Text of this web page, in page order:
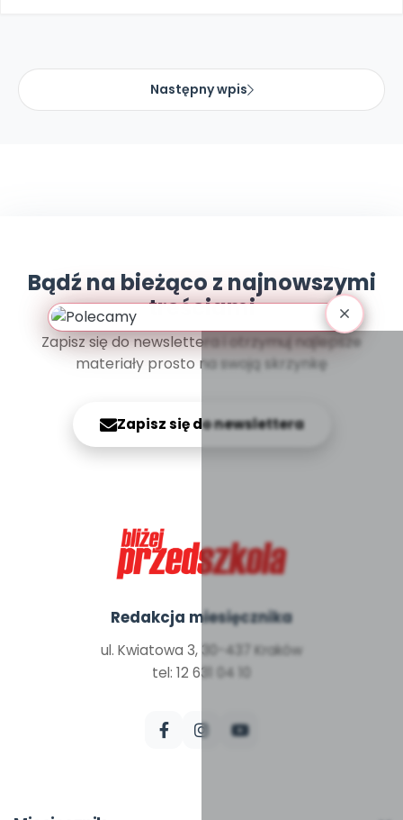
Następny wpis
Bądź na bieżąco z najnowszymi
treściami
Zapisz się do newslettera i otrzymuj najlepsze
materiały prosto na swoją skrzynkę
Zapisz się do newslettera
Redakcja miesięcznika
ul. Kwiatowa 3, 30-437 Kraków
tel: 12 631 04 10